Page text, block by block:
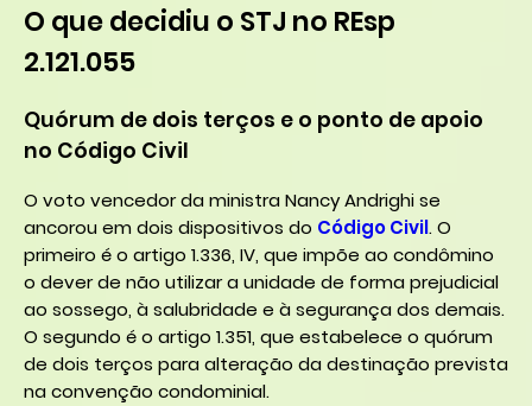
O que decidiu o STJ no REsp
2.121.055
Quórum de dois terços e o ponto de apoio
no Código Civil
O voto vencedor da ministra Nancy Andrighi se
ancorou em dois dispositivos do Código Civil. O
primeiro é o artigo 1.336, IV, que impõe ao condômino
o dever de não utilizar a unidade de forma prejudicial
ao sossego, à salubridade e à segurança dos demais.
O segundo é o artigo 1.351, que estabelece o quórum
de dois terços para alteração da destinação prevista
na convenção condominial.